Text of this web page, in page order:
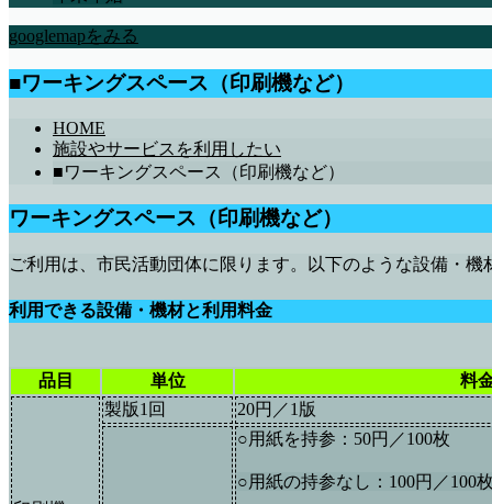
googlemapをみる
■ワーキングスペース（印刷機など）
HOME
施設やサービスを利用したい
■ワーキングスペース（印刷機など）
ワーキングスペース（印刷機など）
ご利用は、市民活動団体に限ります。以下のような設備・機
利用できる設備・機材と利用料金
品目 単位 料
製版1回 20円／1版
○用紙を持参：50円／100枚
○用紙の持参なし：100円／100枚